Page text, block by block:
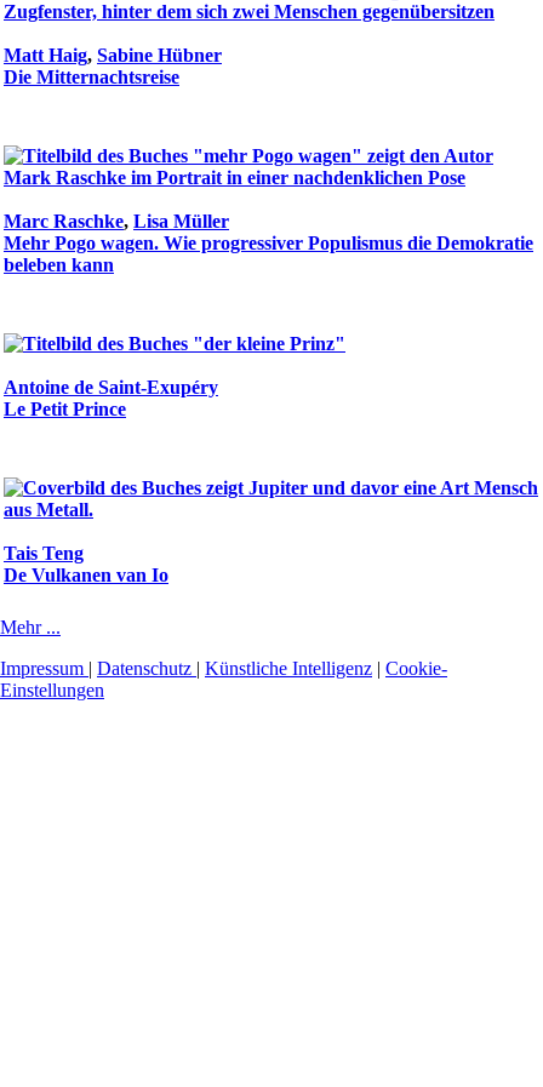
Matt Haig, Sabine Hübner
Die Mitternachtsreise
Marc Raschke, Lisa Müller
Mehr Pogo wagen. Wie progressiver Populismus die Demokratie
beleben kann
Antoine de Saint-Exupéry
Le Petit Prince
Tais Teng
De Vulkanen van Io
Mehr ...
Impressum | Datenschutz | Künstliche Intelligenz | Cookie-
Einstellungen